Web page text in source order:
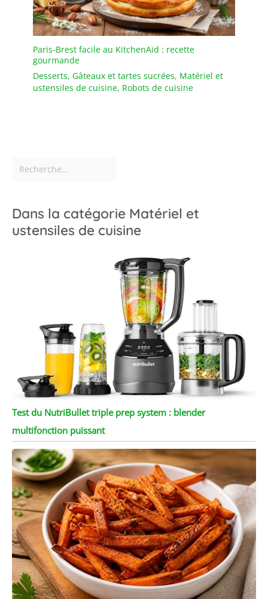
Paris-Brest facile au KitchenAid : recette
gourmande
Desserts, Gâteaux et tartes sucrées, Matériel et
ustensiles de cuisine, Robots de cuisine
Dans la catégorie Matériel et
ustensiles de cuisine
Test du NutriBullet triple prep system : blender
multifonction puissant